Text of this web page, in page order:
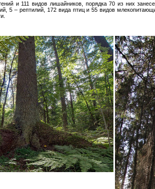
и 111 видов лишайников, порядка 70 из них
5 – рептилий, 172 вида птиц и 55 видов
области.